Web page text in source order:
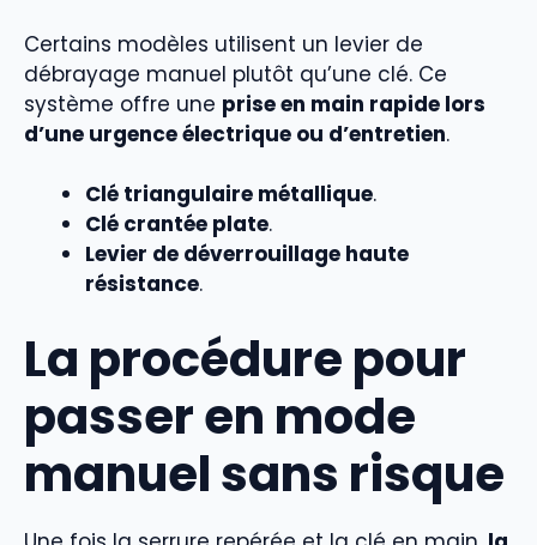
Certains modèles utilisent un levier de
débrayage manuel plutôt qu’une clé. Ce
système offre une prise en main rapide lors
d’une urgence électrique ou d’entretien.
Clé triangulaire métallique.
Clé crantée plate.
Levier de déverrouillage haute
résistance.
La procédure pour
passer en mode
manuel sans risque